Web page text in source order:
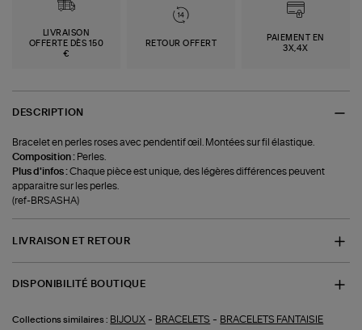
LIVRAISON
OFFERTE DÈS 150
€
RETOUR OFFERT
PAIEMENT EN
3X,4X
DESCRIPTION
Bracelet en perles roses avec pendentif œil. Montées sur fil élastique.
Composition : Perles.
Plus d'infos :Chaque pièce est unique, des légères différences peuvent
apparaitre sur les perles.
(ref-BRSASHA)
LIVRAISON ET RETOUR
DISPONIBILITÉ BOUTIQUE
Collections similaires : BIJOUX - BRACELETS - BRACELETS FANTAISIE